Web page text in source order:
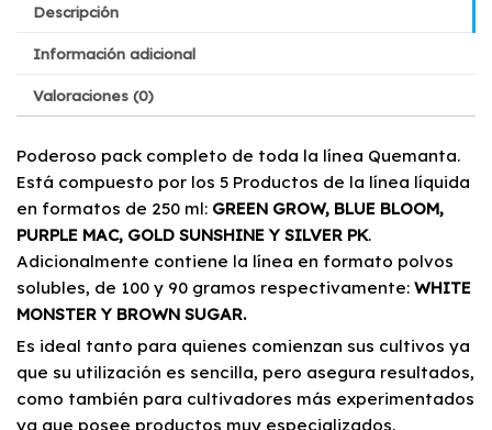
Descripción
Información adicional
Valoraciones (0)
Poderoso pack completo de toda la línea Quemanta.
Está compuesto por los 5 Productos de la línea líquida
en formatos de 250 ml: GREEN GROW, BLUE BLOOM,
PURPLE MAC, GOLD SUNSHINE Y SILVER PK.
Adicionalmente contiene la línea en formato polvos
solubles, de 100 y 90 gramos respectivamente: WHITE
MONSTER Y BROWN SUGAR.
Es ideal tanto para quienes comienzan sus cultivos ya
que su utilización es sencilla, pero asegura resultados,
como también para cultivadores más experimentados
ya que posee productos muy especializados.